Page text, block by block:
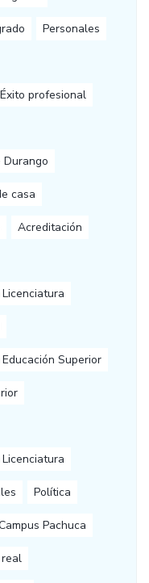
Personales
Éxito profesional
Durango
casa
Acreditación
Superior
Política
Pachuca
real